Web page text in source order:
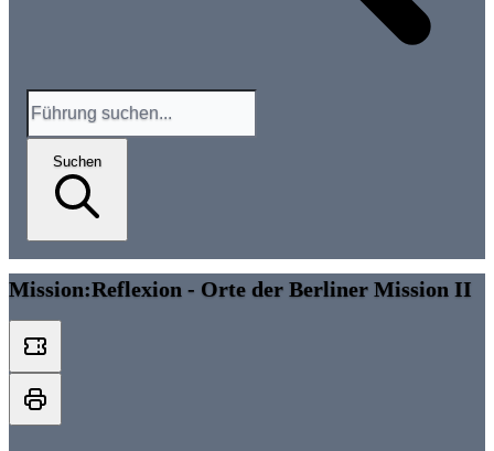
Suchen
Mission:Reflexion - Orte der Berliner Mission II